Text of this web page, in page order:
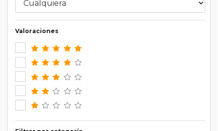
Valoraciones